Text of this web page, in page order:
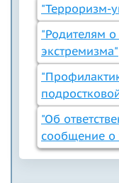
"Терроризм-
"Родителям
экстремизма"
"Об
сообщение о